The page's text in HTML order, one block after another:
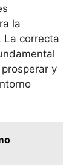
la
La correcta
y